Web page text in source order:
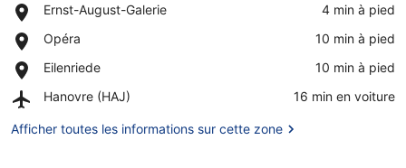
Ernst-August-Galerie
Place,
August-
‪4 min à pied‬
Opéra
Place,
‪10 min à pied‬
Eilenriede
Place,
‪10 min à pied‬
Hanovre (HAJ)
Airport,
(HAJ)
‪16 min en voiture‬
Afficher toutes les informations sur cette zone